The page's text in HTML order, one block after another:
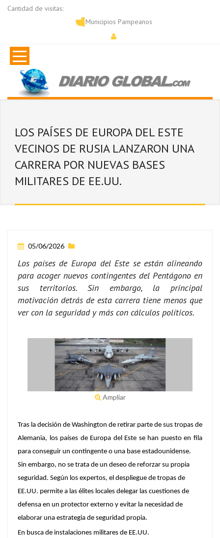
Cantidad de visitas:
Municipios Pampeanos
LOS PAÍSES DE EUROPA DEL ESTE
VECINOS DE RUSIA LANZARON UNA
CARRERA POR NUEVAS BASES
MILITARES DE EE.UU.
05/06/2026
Los países de Europa del Este se están alineando
para acoger nuevos contingentes del Pentágono en
sus territorios. Sin embargo, la principal
motivación detrás de esta carrera tiene menos que
ver con la seguridad y más con cálculos políticos.
Ampliar
Tras la decisión de Washington de retirar parte de sus tropas de
Alemania, los países de Europa del Este se han puesto en fila
para conseguir un contingente o una base estadounidense.
Sin embargo, no se trata de un deseo de reforzar su propia
seguridad. Según los expertos, el despliegue de tropas de
EE.UU. permite a las élites locales delegar las cuestiones de
defensa en un protector externo y evitar la necesidad de
elaborar una estrategia de seguridad propia.
En busca de instalaciones militares de EE.UU.